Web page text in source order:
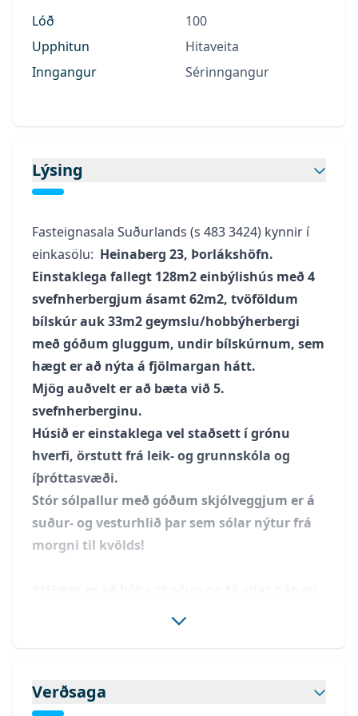
Lóð
100
Upphitun
Hitaveita
Inngangur
Sérinngangur
Lýsing
Fasteignasala Suðurlands (s 483 3424) kynnir í
einkasölu: Heinaberg 23, Þorlákshöfn.
Einstaklega fallegt 128m2 einbýlishús með 4
svefnherbergjum ásamt 62m2, tvöföldum
bílskúr auk 33m2 geymslu/hobbýherbergi
með góðum gluggum, undir bílskúrnum, sem
hægt er að nýta á fjölmargan hátt.
Mjög auðvelt er að bæta við 5.
svefnherberginu.
Húsið er einstaklega vel staðsett í grónu
hverfi, örstutt frá leik- og grunnskóla og
íþróttasvæði.
Stór sólpallur með góðum skjólveggjum er á
suður- og vesturhlið þar sem sólar nýtur frá
morgni til kvölds!
* Rúmgóð flísalögð forstofa með skáp.
Verðsaga